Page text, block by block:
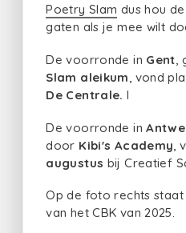
Poetry Slam dus hou
gaten als je mee wilt
De voorronde in Gent,
Slam aleikum, vond
De Centrale. I
De voorronde in
door Kibi's Academy ,
augustus bij Creatief
Op de foto rechts staat
van het CBK van 2025.